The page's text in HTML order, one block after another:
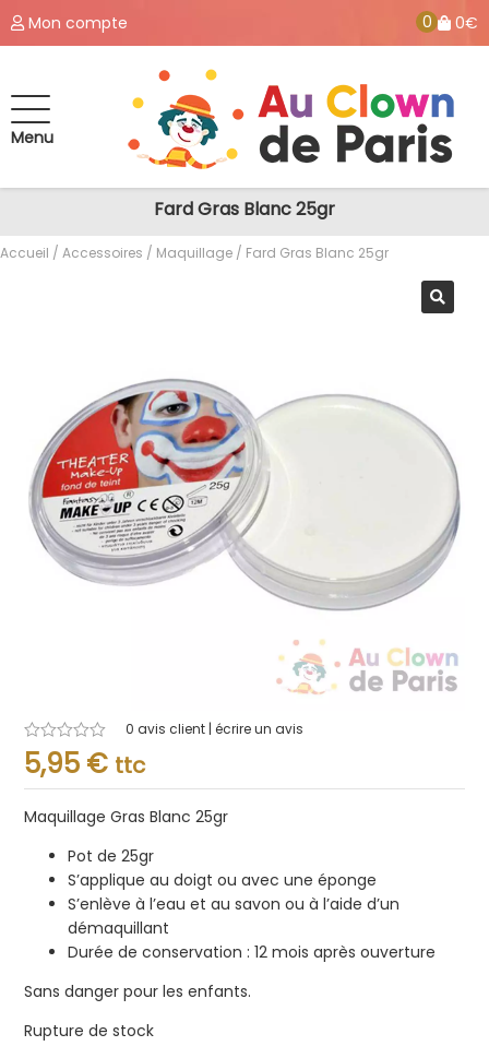
Mon compte 0 0€
Menu
Fard Gras Blanc 25gr
Accueil / Accessoires / Maquillage / Fard Gras Blanc 25gr
Note
0.001
sur
0 avis client | écrire un avis
5,95 € ttc
Maquillage Gras Blanc 25gr
Pot de 25gr
S’applique au doigt ou avec une éponge
S’enlève à l’eau et au savon ou à l’aide d’un
démaquillant
Durée de conservation : 12 mois après ouverture
Sans danger pour les enfants.
Rupture de stock